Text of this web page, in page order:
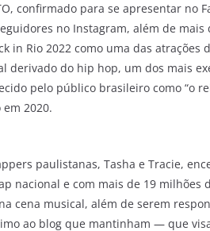
confirmado para se apresentar no
no Instagram, além de
in Rio 2022 como uma das
derivado do hip hop, um dos mais
pelo público brasileiro como “o
2020.
paulistanas, Tasha e Tracie,
nacional e com mais de 19 milhões
cena musical, além de serem
ao blog que mantinham — que